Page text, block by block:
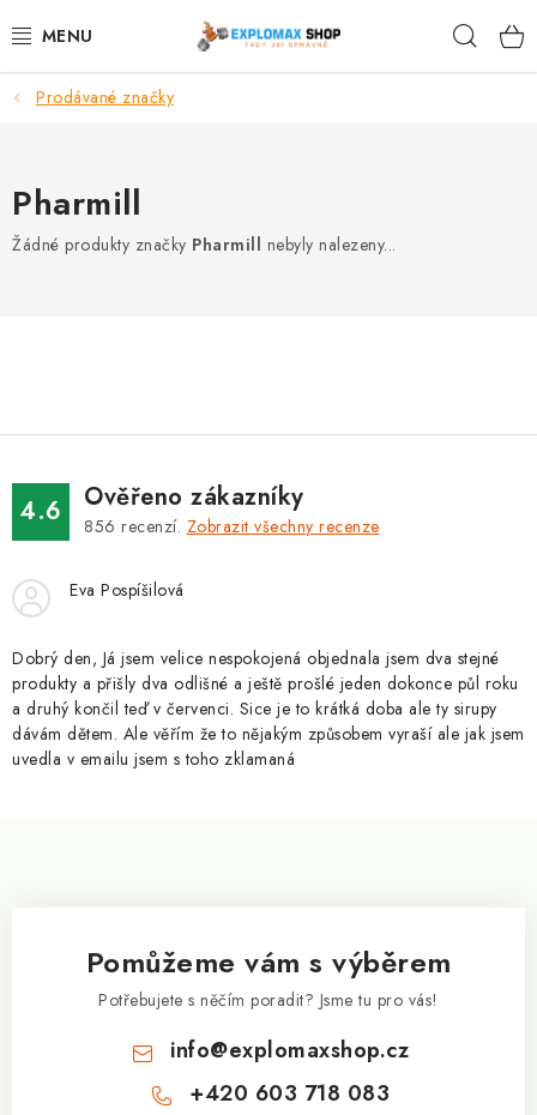
na
%AKCE
ZNAČKY
Kontakty Slovník pojmů
Podmínky ochrany osobních údajů
Doprava a platba
Slevový systém
Vše o nákupu
Prodávané značky
Pharmill
Žádné produkty značky Pharmill nebyly nalezeny...
4.6 Ověřeno zákazníky
856 recenzí. Zobrazit všechny recenze
Eva Pospíšilová
Dobrý den, Já jsem velice nespokojená objednala jsem dva stejné
produkty a přišly dva odlišné a ještě prošlé jeden dokonce půl roku
a druhý končil teď v červenci. Sice je to krátká doba ale ty sirupy
dávám dětem. Ale věřím že to nějakým způsobem vyraší ale jak jsem
uvedla v emailu jsem s toho zklamaná
Pomůžeme vám s výběrem
Potřebujete s něčím poradit? Jsme tu pro vás!
info@explomaxshop.cz
+420 603 718 083